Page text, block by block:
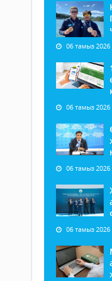
06 тамыз 2026
06 тамыз 2026
06 тамыз 2026
06 тамыз 2026